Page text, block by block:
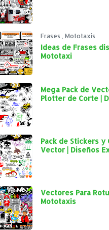
Frases , Mototaxis
Ideas de Frases
Mototaxi
Mega Pack de
Plotter de Corte |
Pack de Stickers y
Vector | Diseños
Vectores Para
Mototaxis